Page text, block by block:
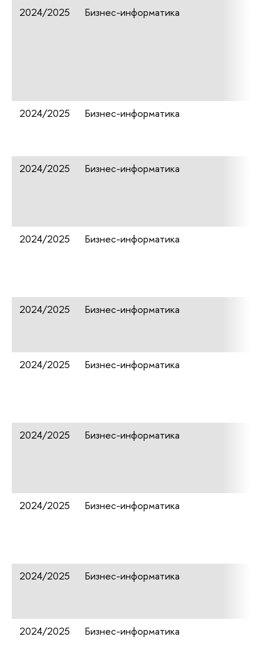
2024/2025 Бизнес-информатика
2024/2025 Бизнес-информатика
2024/2025 Бизнес-информатика
2024/2025 Бизнес-информатика
2024/2025 Бизнес-информатика
2024/2025 Бизнес-информатика
2024/2025 Бизнес-информатика
2024/2025 Бизнес-информатика
2024/2025 Бизнес-информатика
2024/2025 Бизнес-информатика